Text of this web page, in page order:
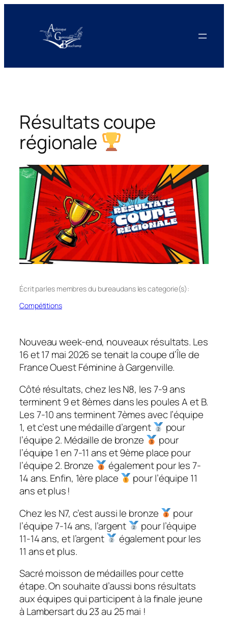
contenu
Résultats coupe
régionale
Écrit parles membres du bureaudans les categorie(s):
Compétitions
Nouveau week-end, nouveaux résultats. Les
16 et 17 mai 2026 se tenait la coupe d’Île de
France Ouest Féminine à Gargenville.
Côté résultats, chez les N8, les 7-9 ans
terminent 9 et 8èmes dans les poules A et B.
Les 7-10 ans terminent 7èmes avec l’équipe
1, et c’est une médaille d’argent
pour
l’équipe 2. Médaille de bronze
pour
l’équipe 1 en 7-11 ans et 9ème place pour
l’équipe 2. Bronze
également pour les 7-
14 ans. Enfin, 1ère place
pour l’équipe 11
ans et plus !
Chez les N7, c’est aussi le bronze
pour
l’équipe 7-14 ans, l’argent
pour l’équipe
11-14 ans, et l’argent
également pour les
11 ans et plus.
Sacré moisson de médailles pour cette
étape. On souhaite d’aussi bons résultats
aux équipes qui participent à la finale jeune
à Lambersart du 23 au 25 mai !